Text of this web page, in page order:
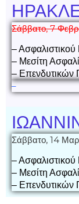
Σάββατο, 7
–
– Μεσίτη
– Επενδυτικών
–
Σάββατο, 14
–
– Μεσίτη
– Επενδυτικών